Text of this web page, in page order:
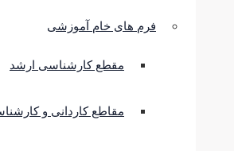
فرم های خام آموزشی
مقطع کارشناسی ارشد
مقاطع کاردانی و کارشناسی